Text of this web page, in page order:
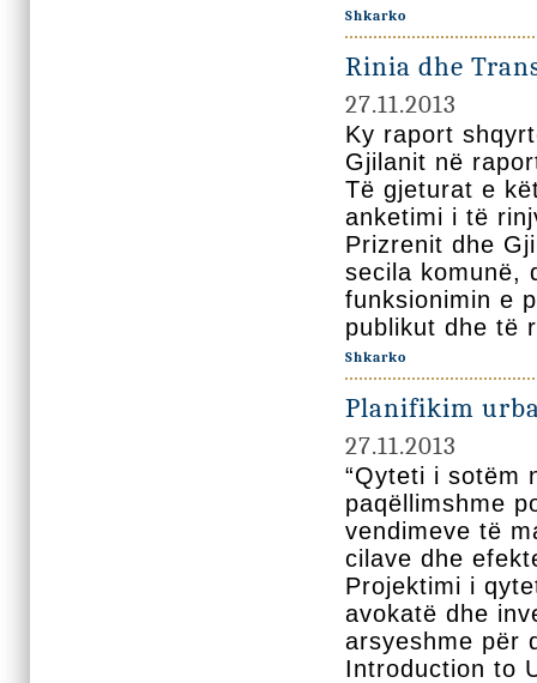
Shkarko
Rinia dhe
27.11.2013
Ky raport
Gjilanit në
Të gjeturat e
anketimi i të
Prizrenit dhe
secila komunë,
funksionimin e
publikut dhe të
Shkarko
Planifikim
27.11.2013
“Qyteti i sotëm
paqëllimshme
vendimeve të
cilave dhe
Projektimi i
avokatë dhe
arsyeshme për
Introduction to